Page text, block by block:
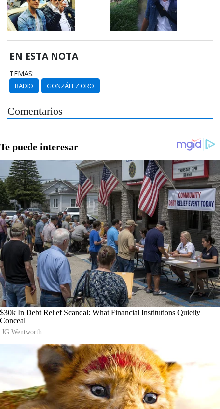
EN ESTA NOTA
TEMAS:
RADIO GONZÁLEZ ORO
Comentarios